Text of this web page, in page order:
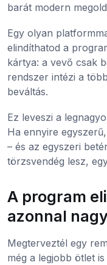
barát modern
Egy olyan
elindíthatod a
kártya: a vevő csak
rendszer intézi a
beváltás.
Ez leveszi a
Ha ennyire
– és az egyszeri
törzsvendég lesz,
A program
azonnal
Megterveztél egy
még a legjobb ötlet